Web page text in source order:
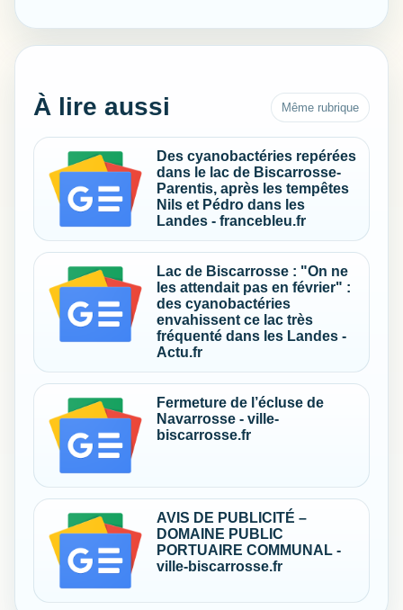
À lire aussi Même rubrique
Des cyanobactéries repérées
dans le lac de Biscarrosse-
Parentis, après les tempêtes
Nils et Pédro dans les
Landes - francebleu.fr
Lac de Biscarrosse : "On ne
les attendait pas en février" :
des cyanobactéries
envahissent ce lac très
fréquenté dans les Landes -
Actu.fr
Fermeture de l’écluse de
Navarrosse - ville-
biscarrosse.fr
AVIS DE PUBLICITÉ –
DOMAINE PUBLIC
PORTUAIRE COMMUNAL -
ville-biscarrosse.fr